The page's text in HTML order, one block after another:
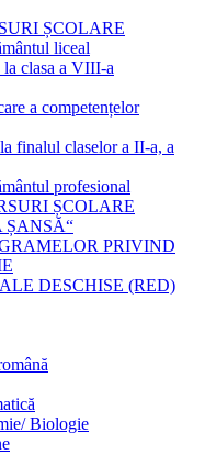
ȘCOLARE
liceal
clasa a VIII-a
a competențelor
finalul claselor a II-a, a
profesional
ȘCOLARE
ȘANSĂ“
PRIVIND
DESCHISE (RED)
Biologie